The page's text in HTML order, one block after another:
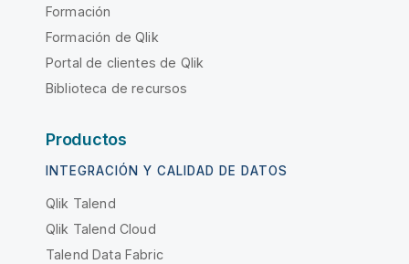
Formación
Formación de Qlik
Portal de clientes de Qlik
Biblioteca de recursos
Productos
INTEGRACIÓN Y CALIDAD DE DATOS
Qlik Talend
Qlik Talend Cloud
Talend Data Fabric